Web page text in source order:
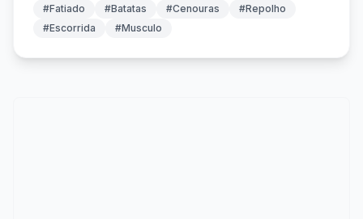
#Fatiado
#Batatas #Cenouras
#Repolho
#Escorrida
#Musculo